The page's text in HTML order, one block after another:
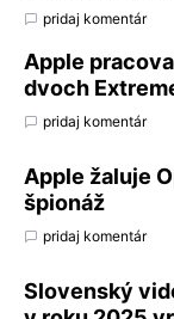
pridaj komentár
Apple
dvoch
pridaj komentár
Apple žaluje
špionáž
pridaj komentár
Slovenský